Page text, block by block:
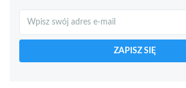
ZAPISZ SIĘ